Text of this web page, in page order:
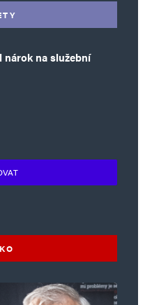
nárok na služební